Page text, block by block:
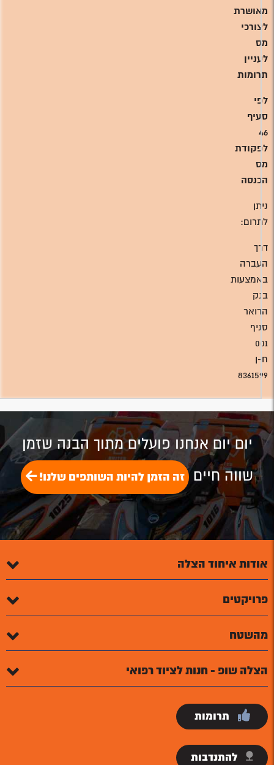
מאושרת
לצורכי
מס
לעניין
תרומות
לפי
סעיף
46
לפקודת
מס
הכנסה
ניתן
לתרום:
דרך
העברה
באמצעות
בנק
הדואר
סניף
001
ח-ן
8361599
יום יום אנחנו פועלים מתוך הבנה שזמן
שווה חיים זה הזמן להיות השותפים שלנו!
אודות איחוד הצלה
פרויקטים
מהשטח
הצלה שופ - חנות לציוד רפואי
תרומות
להתנדבות